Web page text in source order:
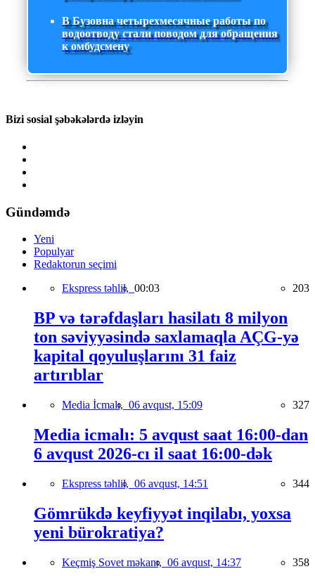
В Бузовна четырехмесячные работы по
водоотводу стали поводом для обращения
к омбудсмену
Bizi sosial şəbəkələrdə izləyin
Gündəmdə
Yeni
Populyar
Redaktorun seçimi
Ekspress təhlil, 00:03 203
BP və tərəfdaşları hasilatı 8 milyon
ton səviyyəsində saxlamaqla AÇG-yə
kapital qoyuluşlarını 31 faiz
artırıblar
Media İcmalı, 06 avqust, 15:09 327
Media icmalı: 5 avqust saat 16:00-dan
6 avqust 2026-cı il saat 16:00-dək
Ekspress təhlil, 06 avqust, 14:51 344
Gömrükdə keyfiyyət inqilabı, yoxsa
yeni bürokratiya?
Keçmiş Sovet məkanı, 06 avqust, 14:37 358